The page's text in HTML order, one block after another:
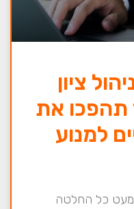
ציון
תהפכו את
למנוע
כל החלטה